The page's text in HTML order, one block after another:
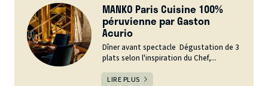
MANKO Paris Cuisine 100%
péruvienne par Gaston
Acurio
Dîner avant spectacle Dégustation de 3
plats selon l'inspiration du Chef,...
LIRE PLUS